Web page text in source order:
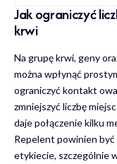
Jak ograniczyć
krwi
Na grupę krwi, geny
można wpłynąć
ograniczyć kontakt
zmniejszyć liczbę
daje połączenie kilku
Repelent powinien
etykiecie, szczególnie